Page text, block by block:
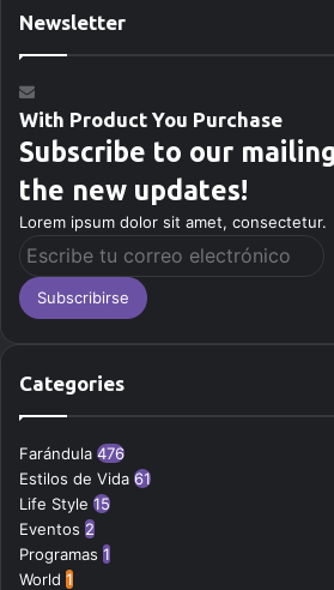
Newsletter
With Product You Purchase
Subscribe to our
the new updates!
Lorem ipsum dolor sit amet, consectetur.
E
c
b
t
u
c
o
r
r
e
Categories
Farándula 476
Estilos de Vida 61
Life Style 15
Eventos 2
Programas 1
World 1